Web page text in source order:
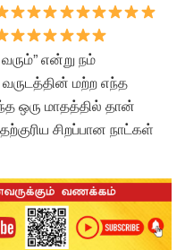
என்று நம்
மற்ற எந்த
ஒரு மாதத்தில் தான்
சிறப்பான நாட்கள்